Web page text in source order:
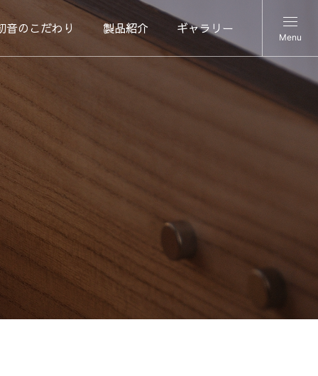
音のこだわり 製品紹介 ギャラリー
Menu